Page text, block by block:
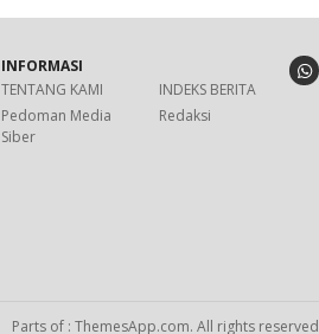
INFORMASI
TENTANG KAMI
INDEKS BERITA
Pedoman Media
Siber
Redaksi
Parts of : ThemesApp.com. All rights reserved